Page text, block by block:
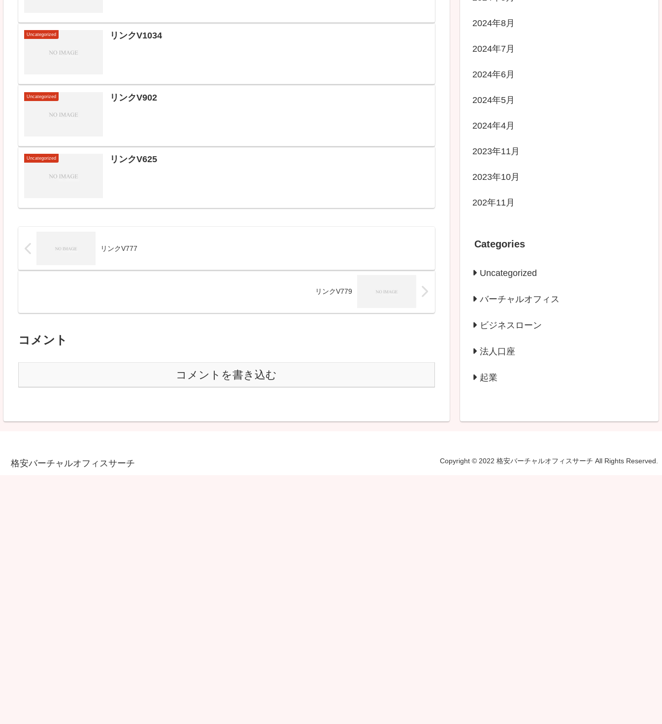
Uncategorized リンクV1034
Uncategorized リンクV902
Uncategorized リンクV625
リンクV777
リンクV779
コメント
コメントを書き込む
2024年8月
2024年7月
2024年6月
2024年5月
2024年4月
2023年11月
2023年10月
202年11月
Categories
Uncategorized
バーチャルオフィス
ビジネスローン
法人口座
起業
格安バーチャルオフィスサーチ Copyright © 2022 格安バーチャルオフィスサーチ All Rights Reserved.